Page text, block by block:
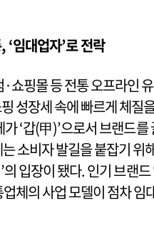
임대업자’로 전락
쇼핑몰 등 전통 오프라인
성장세 속에 빠르게 체질
‘갑(甲)’으로서 브랜드를
소비자 발길을 붙잡기 위
의 입장이 됐다. 인기 브랜
체의 사업 모델이 점차 임